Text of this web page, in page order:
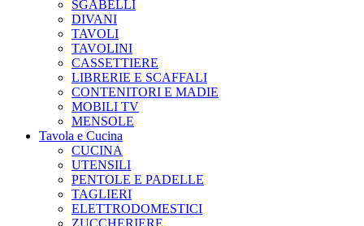
SGABELLI
DIVANI
TAVOLI
TAVOLINI
CASSETTIERE
LIBRERIE E SCAFFALI
CONTENITORI E MADIE
MOBILI TV
MENSOLE
Tavola e Cucina
CUCINA
UTENSILI
PENTOLE E PADELLE
TAGLIERI
ELETTRODOMESTICI
ZUCCHERIERE